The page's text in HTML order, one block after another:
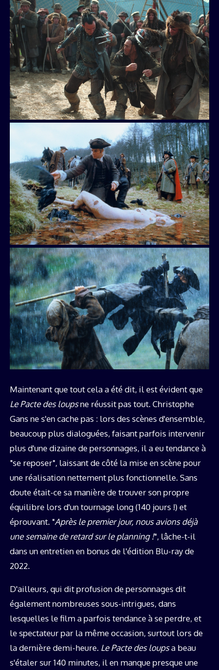
Maintenant que tout cela a été dit, il est évident que
Le Pacte des loupsne réussit pas tout. Christophe
Gans ne s'en cache pas : lors des scènes d'ensemble,
beaucoup plus dialoguées, faisant parfois intervenir
plus d'une dizaine de personnages, il a eu tendance à
"se reposer", laissant de côté la mise en scène pour
une réalisation nettement plus fonctionnelle. Sans
doute était-ce sa manière de trouver son propre
équilibre lors d'un tournage long (140 jours !) et
éprouvant. "Après le premier jour, nous avions déjà
une semaine de retard sur le planning !", lâche-t-il
dans un entretien en bonus de l'édition Blu-ray de
2022.
D'ailleurs, qui dit profusion de personnages dit
également nombreuses sous-intrigues, dans
lesquelles le film a parfois tendance à se perdre, et
le spectateur par la même occasion, surtout lors de
la dernière demi-heure. Le Pacte des loupsa beau
s'étaler sur 140 minutes, il en manque presque une